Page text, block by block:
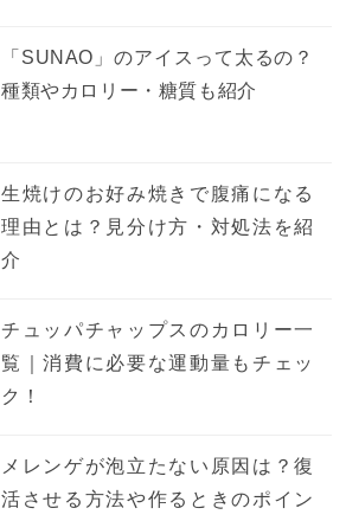
「SUNAO」のアイスって太るの？
種類やカロリー・糖質も紹介
生焼けのお好み焼きで腹痛になる
理由とは？見分け方・対処法を紹
介
チュッパチャップスのカロリー一
覧｜消費に必要な運動量もチェッ
ク！
メレンゲが泡立たない原因は？復
活させる方法や作るときのポイン